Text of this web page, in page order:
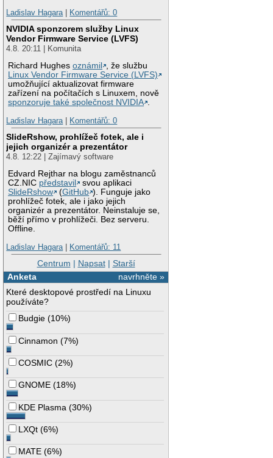
Ladislav Hagara| Komentářů: 0
NVIDIA sponzorem služby Linux
Vendor Firmware Service (LVFS)
4.8. 20:11 | Komunita
Richard Hughesoznámil
, že službu
Linux Vendor Firmware Service (LVFS)
umožňující aktualizovat firmware
zařízení na počítačích s Linuxem, nově
sponzoruje také společnost NVIDIA .
Ladislav Hagara| Komentářů: 0
SlideRshow, prohlížeč fotek, ale i
jejich organizér a prezentátor
4.8. 12:22 | Zajímavý software
Edvard Rejthar na blogu zaměstnanců
CZ.NIC představil
svou aplikaci
SlideRshow
(GitHub ). Funguje jako
prohlížeč fotek, ale i jako jejich
organizér a prezentátor. Neinstaluje se,
běží přímo v prohlížeči. Bez serveru.
Offline.
Ladislav Hagara| Komentářů: 11
Centrum | Napsat| Starší
navrhněte »
Anketa
Které desktopové prostředí na Linuxu
používáte?
Budgie (10%)
Cinnamon (7%)
COSMIC (2%)
GNOME (18%)
KDE Plasma (30%)
LXQt (6%)
MATE (6%)